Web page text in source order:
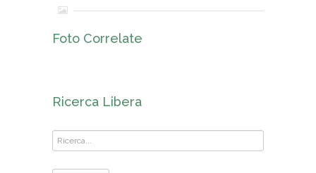
Foto Correlate
Ricerca Libera